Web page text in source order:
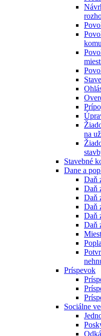
na
Stavebné
Dane a
Daň
Daň
Daň
Daň
Daň
Daň
Príspevok
Sociálne